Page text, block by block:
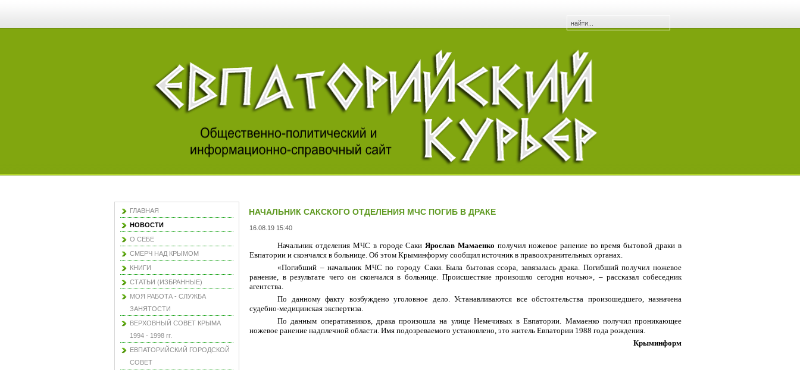
ГЛАВНАЯ
НОВОСТИ
О СЕБЕ
СМЕРЧ НАД КРЫМОМ
КНИГИ
СТАТЬИ (ИЗБРАННЫЕ)
МОЯ РАБОТА - СЛУЖБА
ЗАНЯТОСТИ
ВЕРХОВНЫЙ СОВЕТ КРЫМА
1994 - 1998 гг.
ЕВПАТОРИЙСКИЙ ГОРОДСКОЙ
СОВЕТ
НАЧАЛЬНИК САКСКОГО ОТДЕЛЕНИЯ МЧС ПОГИБ В ДРАКЕ
16.08.19 15:40
Начальник отделения МЧС в городе СакиЯрослав Мамаенко получил ножевое ранение во время бытовой драки в
Евпатории и скончался в больнице. Об этом Крыминформу сообщил источник в правоохранительных органах.
«Погибший – начальник МЧС по городу Саки. Была бытовая ссора, завязалась драка. Погибший получил ножевое
ранение, в результате чего он скончался в больнице. Происшествие произошло сегодня ночью», – рассказал собеседник
агентства.
По данному факту возбуждено уголовное дело. Устанавливаются все обстоятельства произошедшего, назначена
судебно-медицинская экспертиза.
По данным оперативников, драка произошла на улице Немечивых в Евпатории. Мамаенко получил проникающее
ножевое ранение надплечной области. Имя подозреваемого установлено, это житель Евпатории 1988 года рождения.
Крыминформ